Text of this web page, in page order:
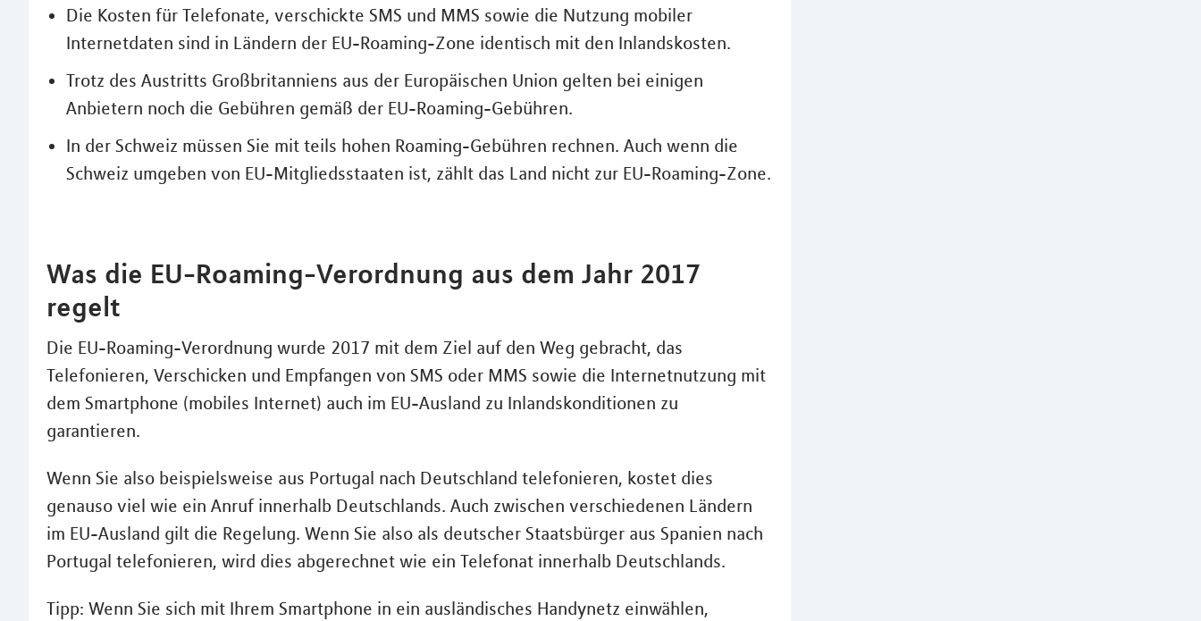
Die Kosten für Telefonate, verschickte SMS und MMS sowie die Nutzung mobiler
Internetdaten sind in Ländern der EU-Roaming-Zone identisch mit den Inlandskosten.
Trotz des Austritts Großbritanniens aus der Europäischen Union gelten bei einigen
Anbietern noch die Gebühren gemäß der EU-Roaming-Gebühren.
In der Schweiz müssen Sie mit teils hohen Roaming-Gebühren rechnen. Auch wenn die
Schweiz umgeben von EU-Mitgliedsstaaten ist, zählt das Land nicht zur EU-Roaming-Zone.
Was die EU-Roaming-Verordnung aus dem Jahr 2017
regelt
Die EU-Roaming-Verordnung wurde 2017 mit dem Ziel auf den Weg gebracht, das
Telefonieren, Verschicken und Empfangen von SMS oder MMS sowie die Internetnutzung mit
dem Smartphone (mobiles Internet) auch im EU-Ausland zu Inlandskonditionen zu
garantieren.
Wenn Sie also beispielsweise aus Portugal nach Deutschland telefonieren, kostet dies
genauso viel wie ein Anruf innerhalb Deutschlands. Auch zwischen verschiedenen Ländern
im EU-Ausland gilt die Regelung. Wenn Sie also als deutscher Staatsbürger aus Spanien nach
Portugal telefonieren, wird dies abgerechnet wie ein Telefonat innerhalb Deutschlands.
Tipp: Wenn Sie sich mit Ihrem Smartphone in ein ausländisches Handynetz einwählen,